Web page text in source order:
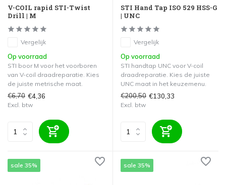
V-COIL rapid STI-Twist
Drill | M
Vergelijk
Op voorraad
STI boor M voor het voorboren
van V-coil draadreparatie. Kies
de juiste metrische maat.
€6,70 €4,36
Excl. btw
STI Hand Tap ISO 529 HSS-G
| UNC
Vergelijk
Op voorraad
STI handtap UNC voor V-coil
draadreparatie. Kies de juiste
UNC maat in het keuzemenu.
€200,50 €130,33
Excl. btw
sale 35% sale 35%